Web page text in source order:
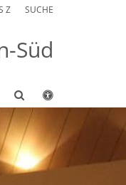
Z SUCHE
Süd